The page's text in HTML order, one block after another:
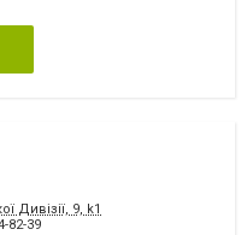
Дивізії, 9, k1
82-39